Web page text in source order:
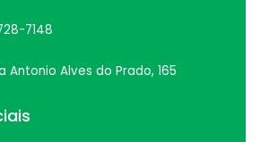
7148
Antonio Alves do Prado, 165